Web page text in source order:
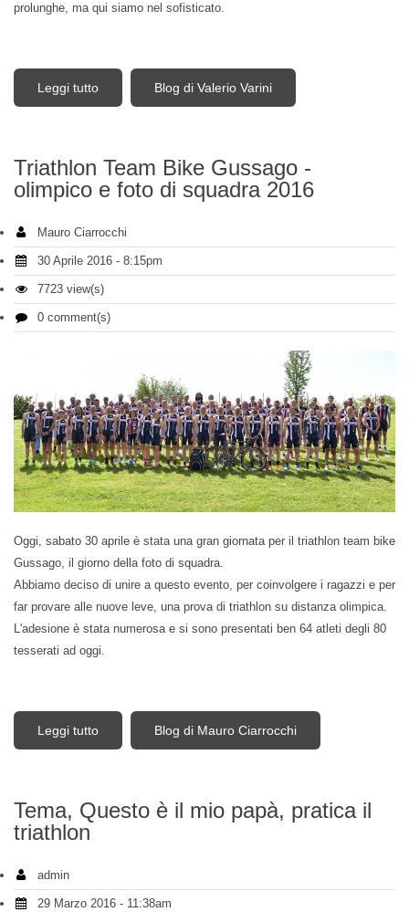
prolunghe, ma qui siamo nel sofisticato.
Leggi tutto su La bicicletta per noi del dttri, Spiegarla è capirla,
raccontarla è conoscerla
Blog di Valerio Varini
Triathlon Team Bike Gussago -
olimpico e foto di squadra 2016
Mauro Ciarrocchi
30 Aprile 2016 - 8:15pm
7723 view(s)
0 comment(s)
Oggi, sabato 30 aprile è stata una gran giornata per il triathlon team bike
Gussago, il giorno della foto di squadra.
Abbiamo deciso di unire a questo evento, per coinvolgere i ragazzi e per
far provare alle nuove leve, una prova di triathlon su distanza olimpica.
L'adesione è stata numerosa e si sono presentati ben 64 atleti degli 80
tesserati ad oggi.
Leggi tutto su Triathlon Team Bike Gussago - olimpico e foto di
squadra 2016
Blog di Mauro Ciarrocchi
Tema, Questo è il mio papà, pratica il
triathlon
admin
29 Marzo 2016 - 11:38am